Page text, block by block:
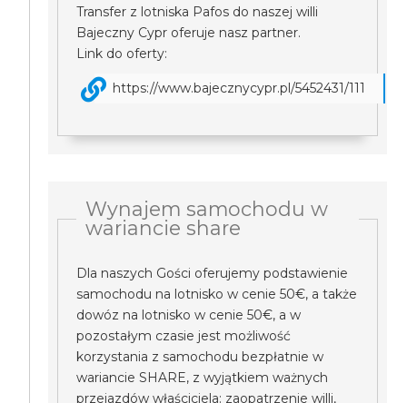
Transfer z lotniska Pafos do naszej willi
Bajeczny Cypr oferuje nasz partner.
Link do oferty:
https://www.bajecznycypr.pl/5452431/111
Wynajem samochodu w
wariancie share
Dla naszych Gości oferujemy podstawienie
samochodu na lotnisko w cenie 50€, a także
dowóz na lotnisko w cenie 50€, a w
pozostałym czasie jest możliwość
korzystania z samochodu bezpłatnie w
wariancie SHARE, z wyjątkiem ważnych
przejazdów właściciela: zaopatrzenie willi,